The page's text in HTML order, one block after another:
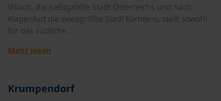
Villach, die siebtgrößte Stadt Österreichs und nach
Klagenfurt die zweitgrößte Stadt Kärntens, stellt sowohl
für das südliche…
Mehr lesen
Krumpendorf